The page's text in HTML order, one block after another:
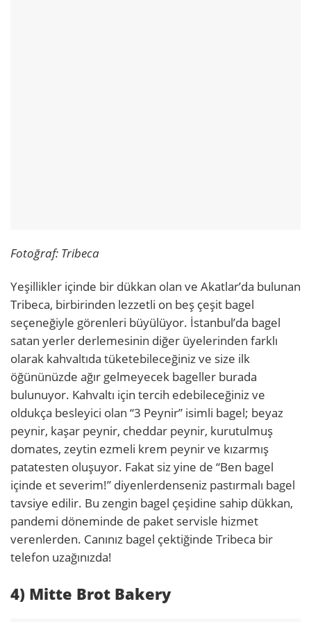
Fotoğraf: Tribeca
Yeşillikler içinde bir dükkan olan ve Akatlar’da bulunan
Tribeca, birbirinden lezzetli on beş çeşit bagel
seçeneğiyle görenleri büyülüyor. İstanbul’da bagel
satan yerler derlemesinin diğer üyelerinden farklı
olarak kahvaltıda tüketebileceğiniz ve size ilk
öğününüzde ağır gelmeyecek bageller burada
bulunuyor. Kahvaltı için tercih edebileceğiniz ve
oldukça besleyici olan “3 Peynir” isimli bagel; beyaz
peynir, kaşar peynir, cheddar peynir, kurutulmuş
domates, zeytin ezmeli krem peynir ve kızarmış
patatesten oluşuyor. Fakat siz yine de “Ben bagel
içinde et severim!” diyenlerdenseniz pastırmalı bagel
tavsiye edilir. Bu zengin bagel çeşidine sahip dükkan,
pandemi döneminde de paket servisle hizmet
verenlerden. Canınız bagel çektiğinde Tribeca bir
telefon uzağınızda!
4) Mitte Brot Bakery